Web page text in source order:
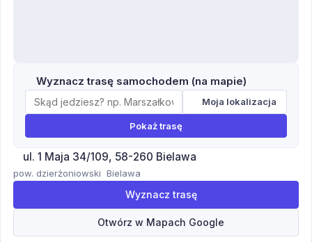
Wyznacz trasę samochodem (na mapie)
Moja lokalizacja
Pokaż trasę
ul. 1 Maja 34/109, 58-260 Bielawa
pow. dzierżoniowski Bielawa
Wyznacz trasę
Otwórz w Mapach Google